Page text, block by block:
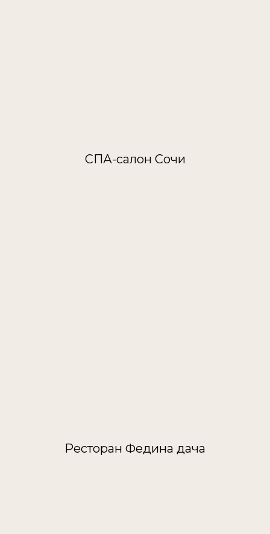
СПА-салон Сочи
Ресторан Федина дача